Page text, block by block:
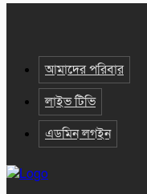
আমাদের পরিবার
লাইভ টিভি
এডমিন লগইন